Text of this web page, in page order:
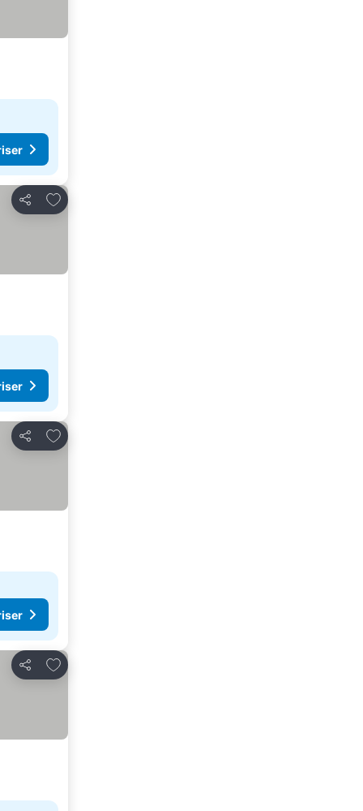
Dela
Lägg till i Mina Favoriter
Dela
Lägg till i Mina Favoriter
Dela
Lägg till i Mina Favoriter